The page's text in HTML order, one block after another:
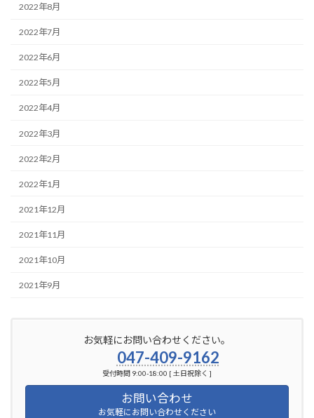
2022年8月
2022年7月
2022年6月
2022年5月
2022年4月
2022年3月
2022年2月
2022年1月
2021年12月
2021年11月
2021年10月
2021年9月
お気軽にお問い合わせください。
047-409-9162
受付時間 9:00-18:00 [ 土日祝除く ]
お問い合わせ
お気軽にお問い合わせください